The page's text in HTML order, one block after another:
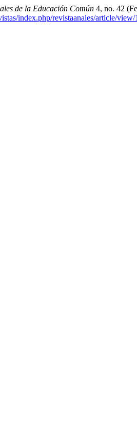
de la Educación Común 4, no. 42
index.php/revistaanales/article/view/